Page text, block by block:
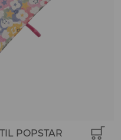
POPSTAR